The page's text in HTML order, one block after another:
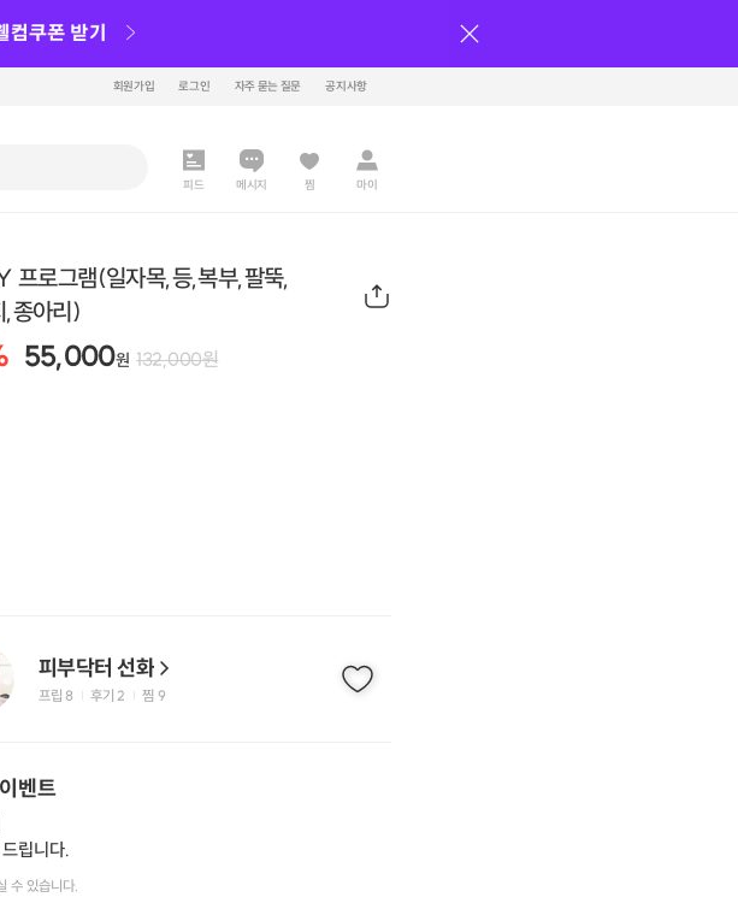
회원가입 로그인 자주 묻는 질문 공지사항
피드 메시지 찜 마이
프로그램(일자목,등,복부,팔뚝,
,종아리)
55,000원 132,000원
피부닥터 선화
프립 8 후기 2 찜 9
벤트
립니다.
수 있습니다.